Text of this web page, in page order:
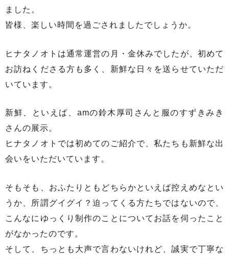
ました。
皆様、楽しい時間を過ごされましたでしょうか。
ヒナタノオトは通常運営の月・金休みでしたが、初めて
お訪ねくださる方も多く、新鮮な日々を送らせていただ
いています。
新鮮、といえば、amの鈴木厚司さんと服のすずきみき
さんの展示。
ヒナタノオトでは初めてのご紹介で、私たちも新鮮な出
会いをいただいています。
そもそも、おふたりともどちらかといえば控えめなとい
うか、所謂グイグイ？迫ってくる方たちではないので、
こんなにゆっくり制作のことについてお話を伺ったこと
がなかったのです。
そして、ちっとも大声で言わないけれど、誠実で丁寧な